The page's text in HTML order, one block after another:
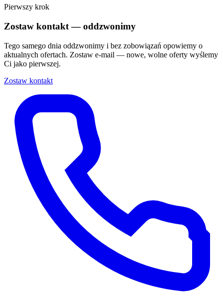
Pierwszy krok
Zostaw kontakt — oddzwonimy
Tego samego dnia oddzwonimy i bez zobowiązań opowiemy o
aktualnych ofertach. Zostaw e-mail — nowe, wolne oferty wyślemy
Ci jako pierwszej.
Zostaw kontakt